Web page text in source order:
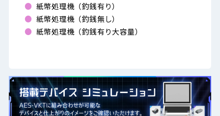
紙幣処理機（釣銭有り）
紙幣処理機（釣銭無し）
紙幣処理機（釣銭有り大容量）